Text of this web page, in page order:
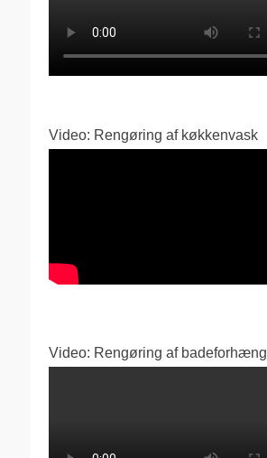
Video: Rengøring af køkkenvask
Video: Rengøring af badeforhæng